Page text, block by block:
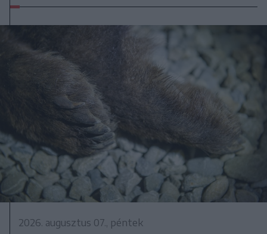
2026. augusztus 07., péntek